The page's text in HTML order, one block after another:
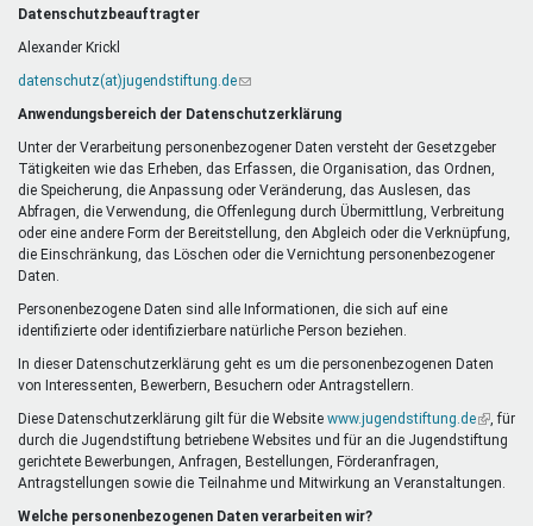
Datenschutzbeauftragter
Alexander Krickl
datenschutz(at)jugendstiftung.de(Link
E-
Mail)
Anwendungsbereich der Datenschutzerklärung
Unter der Verarbeitung personenbezogener Daten versteht der Gesetzgeber
Tätigkeiten wie das Erheben, das Erfassen, die Organisation, das Ordnen,
die Speicherung, die Anpassung oder Veränderung, das Auslesen, das
Abfragen, die Verwendung, die Offenlegung durch Übermittlung, Verbreitung
oder eine andere Form der Bereitstellung, den Abgleich oder die Verknüpfung,
die Einschränkung, das Löschen oder die Vernichtung personenbezogener
Daten.
Personenbezogene Daten sind alle Informationen, die sich auf eine
identifizierte oder identifizierbare natürliche Person beziehen.
In dieser Datenschutzerklärung geht es um die personenbezogenen Daten
von Interessenten, Bewerbern, Besuchern oder Antragstellern.
Diese Datenschutzerklärung gilt für die Website www.jugendstiftung.de(Link
ist
, für
durch die Jugendstiftung betriebene Websites und für an die Jugendstiftung
gerichtete Bewerbungen, Anfragen, Bestellungen, Förderanfragen,
Antragstellungen sowie die Teilnahme und Mitwirkung an Veranstaltungen.
Welche personenbezogenen Daten verarbeiten wir?